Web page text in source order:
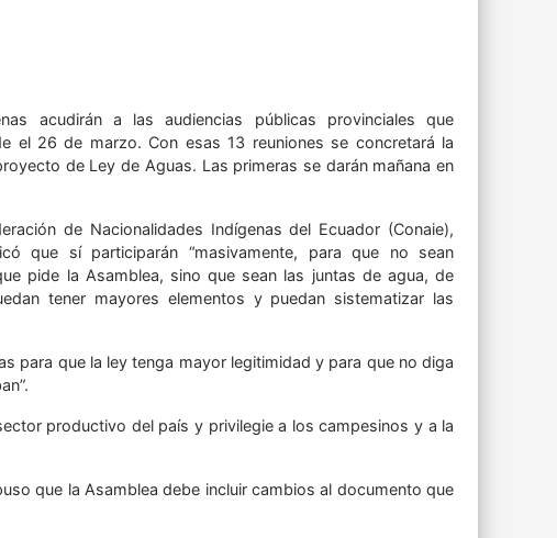
acudirán a las audiencias públicas provinciales que
el 26 de marzo. Con esas 13 reuniones se concretará la
de Ley de Aguas. Las primeras se darán mañana en
de Nacionalidades Indígenas del Ecuador (Conaie),
que sí participarán “masivamente, para que no sean
pide la Asamblea, sino que sean las juntas de agua, de
tener mayores elementos y puedan sistematizar las
para que la ley tenga mayor legitimidad y para que no diga
productivo del país y privilegie a los campesinos y a la
que la Asamblea debe incluir cambios al documento que